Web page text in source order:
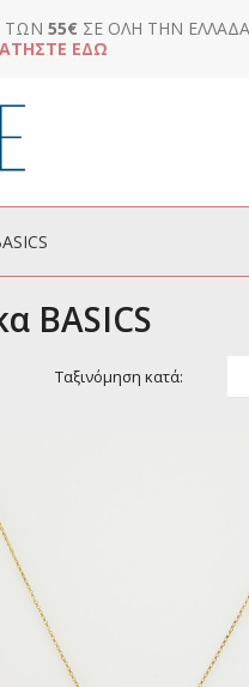
ΤΩΝ 55€ ΣΕ ΌΛΗ ΤΗΝ ΕΛΛΆΔΑ
ΕΔΏ
BASICS
Ταξινόμηση κατά: